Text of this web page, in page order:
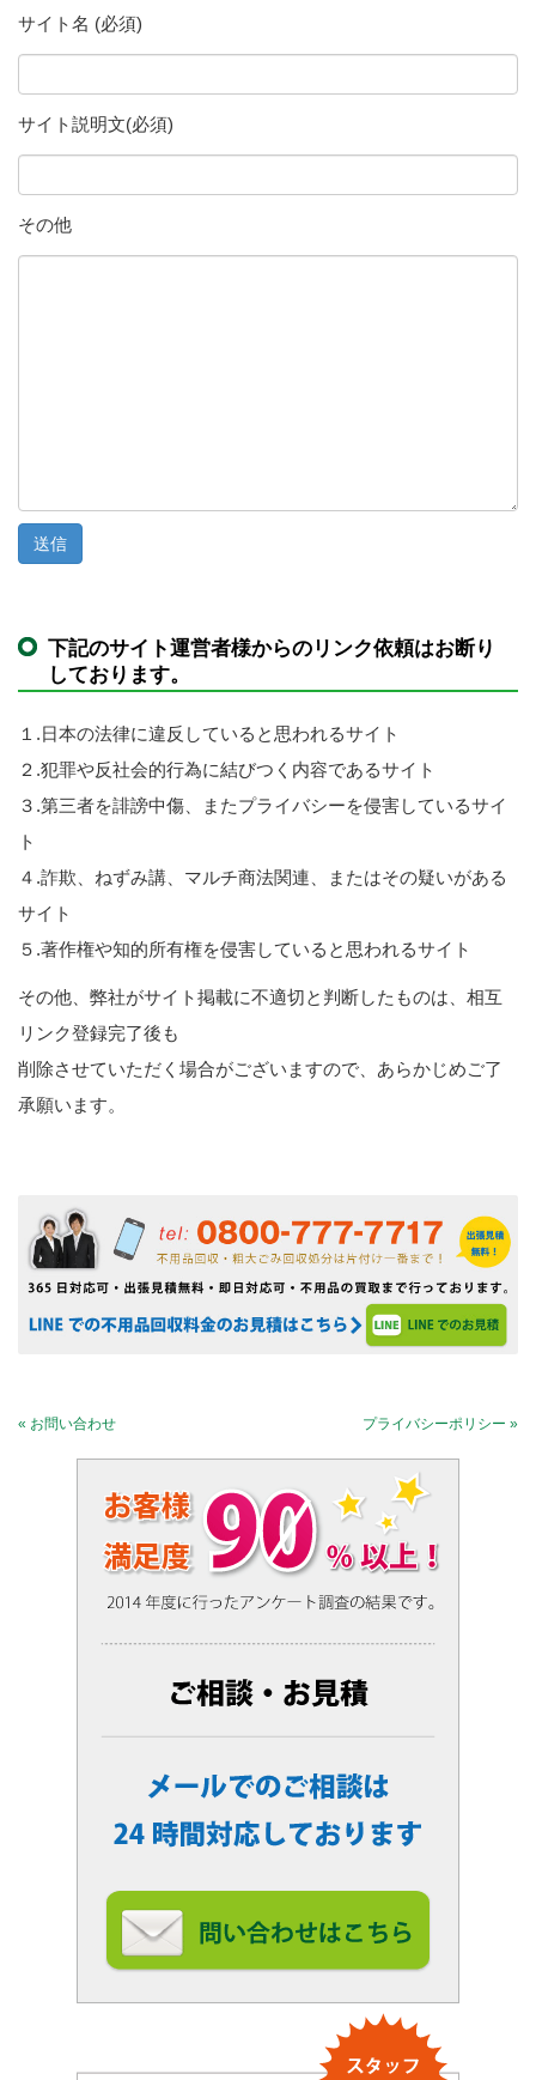
サイト名 (必須)
サイト説明文(必須)
その他
下記のサイト運営者様からのリンク依頼はお断り
しております。
１.日本の法律に違反していると思われるサイト
２.犯罪や反社会的行為に結びつく内容であるサイト
３.第三者を誹謗中傷、またプライバシーを侵害しているサイ
ト
４.詐欺、ねずみ講、マルチ商法関連、またはその疑いがある
サイト
５.著作権や知的所有権を侵害していると思われるサイト
その他、弊社がサイト掲載に不適切と判断したものは、相互
リンク登録完了後も
削除させていただく場合がございますので、あらかじめご了
承願います。
« お問い合わせ プライバシーポリシー »